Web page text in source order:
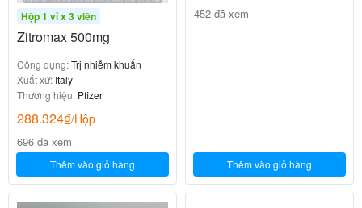
Hộp 1 vỉ x 3 viên
Zitromax 500mg
Công dụng:Trị nhiễm khuẩn
Xuất xứ: Italy
Thương hiệu: Pfizer
288.324₫/Hộp
696 đã xem
Thêm vào giỏ hàng
452 đã xem
Thêm vào giỏ hàng